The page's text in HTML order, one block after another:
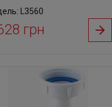
L3560
грн